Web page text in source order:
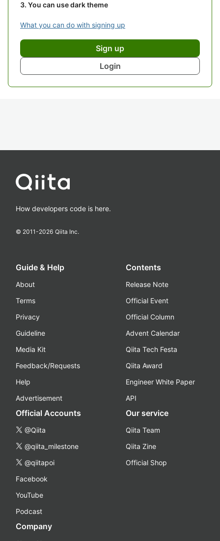
You can use dark theme
What you can do with signing up
Sign up
Login
How developers code is here.
© 2011-2026 Qiita Inc.
Guide & Help
About
Terms
Privacy
Guideline
Media Kit
Feedback/Requests
Help
Advertisement
Contents
Release Note
Official Event
Official Column
Advent Calendar
Qiita Tech Festa
Qiita Award
Engineer White Paper
API
Official Accounts
@Qiita
@qiita_milestone
@qiitapoi
Facebook
YouTube
Podcast
Our service
Qiita Team
Qiita Zine
Official Shop
Company